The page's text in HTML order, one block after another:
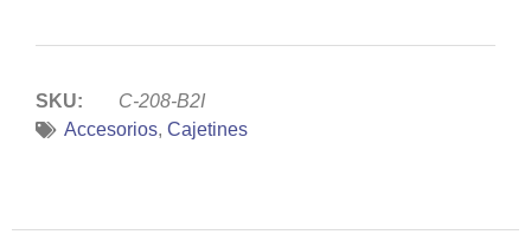
SKU:
C-208-B2I
Accesorios, Cajetines